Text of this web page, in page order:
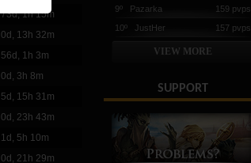
73d, 1h 15m
0d, 13h 32m
56d, 1h 3m
0d, 3h 8m
5d, 15h 31m
0d, 23h 43m
1d, 5h 10m
0d, 21h 29m
9º Pazarka
159 pvps
10º JustHer
157 pvps
VIEW MORE
SUPPORT